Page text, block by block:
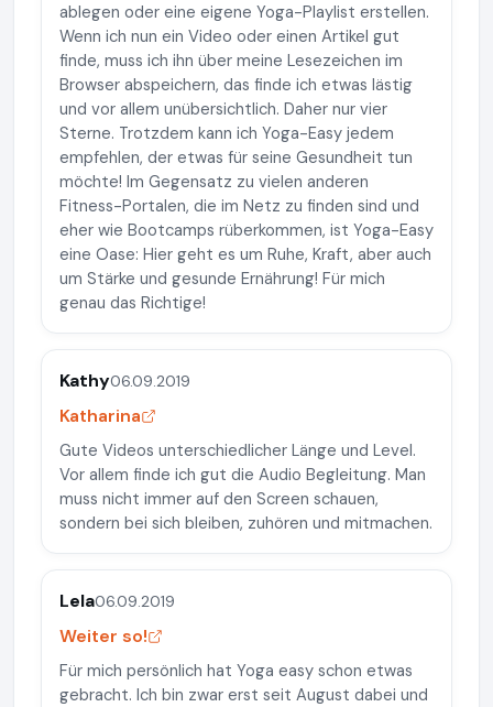
ablegen oder eine eigene Yoga-Playlist erstellen.
Wenn ich nun ein Video oder einen Artikel gut
finde, muss ich ihn über meine Lesezeichen im
Browser abspeichern, das finde ich etwas lästig
und vor allem unübersichtlich. Daher nur vier
Sterne. Trotzdem kann ich Yoga-Easy jedem
empfehlen, der etwas für seine Gesundheit tun
möchte! Im Gegensatz zu vielen anderen
Fitness-Portalen, die im Netz zu finden sind und
eher wie Bootcamps rüberkommen, ist Yoga-Easy
eine Oase: Hier geht es um Ruhe, Kraft, aber auch
um Stärke und gesunde Ernährung! Für mich
genau das Richtige!
Kathy06.09.2019
Katharina
Gute Videos unterschiedlicher Länge und Level.
Vor allem finde ich gut die Audio Begleitung. Man
muss nicht immer auf den Screen schauen,
sondern bei sich bleiben, zuhören und mitmachen.
Lela06.09.2019
Weiter so!
Für mich persönlich hat Yoga easy schon etwas
gebracht. Ich bin zwar erst seit August dabei und